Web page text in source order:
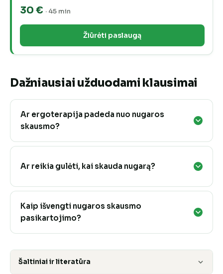
30 € · 45 min
Žiūrėti paslaugą
Dažniausiai užduodami klausimai
Ar ergoterapija padeda nuo nugaros
skausmo?
Ar reikia gulėti, kai skauda nugarą?
Kaip išvengti nugaros skausmo
pasikartojimo?
Šaltiniai ir literatūra